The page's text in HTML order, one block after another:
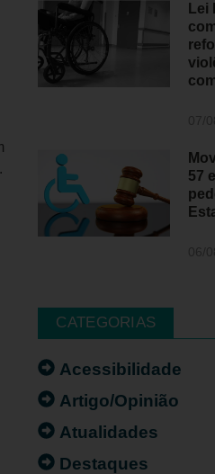
Lei
57
CATEGORIAS
Acessibilidade
Artigo/Opinião
Atualidades
Destaques